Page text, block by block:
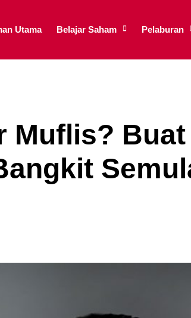
Utama Belajar Saham Pelaburan
Muflis? Buat